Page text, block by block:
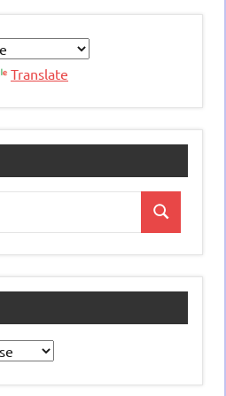
Translate
Cerca